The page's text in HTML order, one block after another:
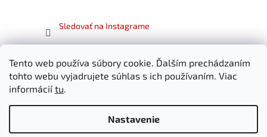
Tento web používa súbory cookie. Ďalším prechádzaním
tohto webu vyjadrujete súhlas s ich používaním. Viac
informáciítu.
Nastavenie
Sledovať na Instagrame
Facebook
Vytvoril Shoptet